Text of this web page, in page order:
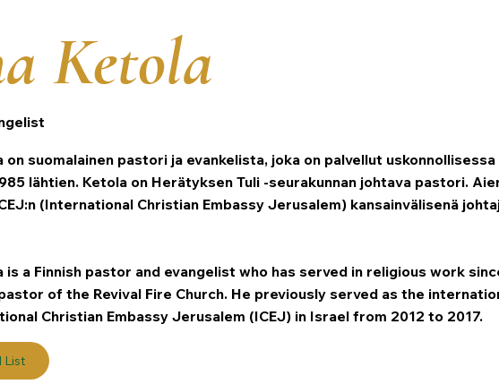
Ketola
on suomalainen pastori ja evankelista, joka on palvellut
lähtien. Ketola on Herätyksen Tuli -seurakunnan johtava pastori.
(International Christian Embassy Jerusalem) kansainvälisenä
is a Finnish pastor and evangelist who has served in religious work
of the Revival Fire Church. He previously served as the
Christian Embassy Jerusalem (ICEJ) in Israel from 2012 to 2017.
List